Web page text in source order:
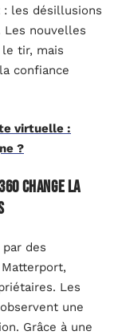
: les désillusions
nouvelles
tir, mais
confiance
virtuelle :
?
change la
des
Les
une
Grâce à une